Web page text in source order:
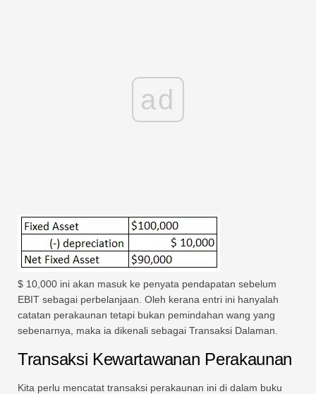
ad
$ 10,000 ini akan masuk ke penyata pendapatan sebelum
EBIT sebagai perbelanjaan. Oleh kerana entri ini hanyalah
catatan perakaunan tetapi bukan pemindahan wang yang
sebenarnya, maka ia dikenali sebagai Transaksi Dalaman.
Transaksi Kewartawanan Perakaunan
Kita perlu mencatat transaksi perakaunan ini di dalam buku